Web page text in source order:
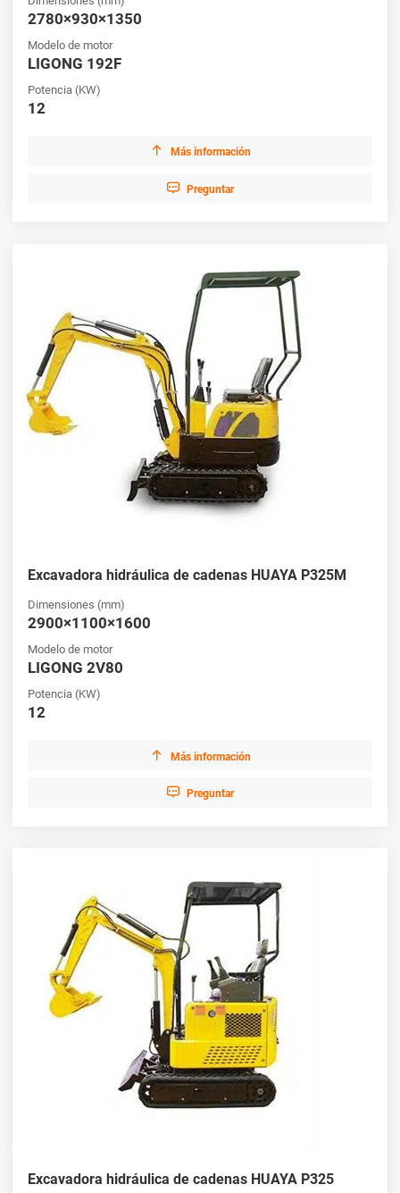
2780×930×1350
Modelo de motor
LIGONG 192F
Potencia (KW)
12
 Más información
 Preguntar
Excavadora hidráulica de cadenas HUAYA P325M
Dimensiones (mm)
2900×1100×1600
Modelo de motor
LIGONG 2V80
Potencia (KW)
12
 Más información
 Preguntar
Excavadora hidráulica de cadenas HUAYA P325